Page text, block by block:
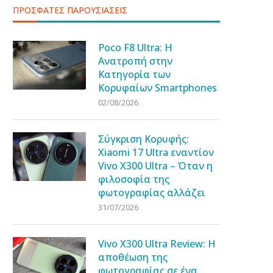
ΠΡΟΣΦΑΤΕΣ ΠΑΡΟΥΣΙΑΣΕΙΣ
Poco F8 Ultra: Η
Ανατροπή στην
Κατηγορία των
Κορυφαίων Smartphones
02/08/2026
Σύγκριση Κορυφής:
Xiaomi 17 Ultra εναντίον
Vivo X300 Ultra – Όταν η
φιλοσοφία της
φωτογραφίας αλλάζει
31/07/2026
Vivo X300 Ultra Review: Η
αποθέωση της